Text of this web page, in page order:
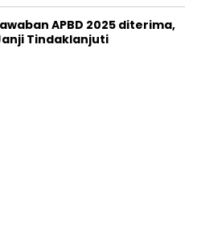
APBD 2025 diterima,
Tindaklanjuti